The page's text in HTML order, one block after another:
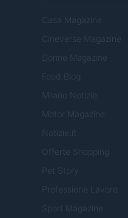
Casa Magazine
Cineverse Magazine
Donne Magazine
Food Blog
Milano Notizie
Motor Magazine
Notizie.it
Offerte Shopping
Pet Story
Professione Lavoro
Sport Magazine